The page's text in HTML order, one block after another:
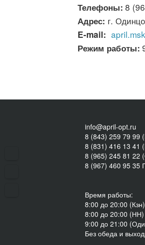
Телефоны: 8
Адрес: г.
E-mail:
Режим работы:
info@april-opt.ru
8 (843) 259 79 99
8 (831) 416 13 41
8 (965) 245 81 22
8 (967) 460 95 35
Время работы:
8:00 до 20:00 (Кзн)
8:00 до 20:00 (НН)
9:00 до 21:00
Без обеда и